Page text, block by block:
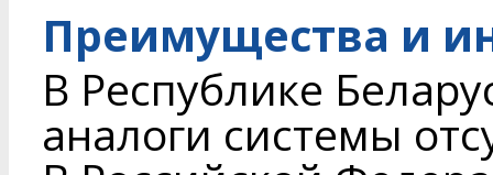
Преимущества и
В Республике
аналоги системы